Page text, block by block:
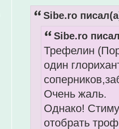
Sibe.ro
Sibe.ro
Трефелин
один
Очень жаль.
Однако!
отобрать